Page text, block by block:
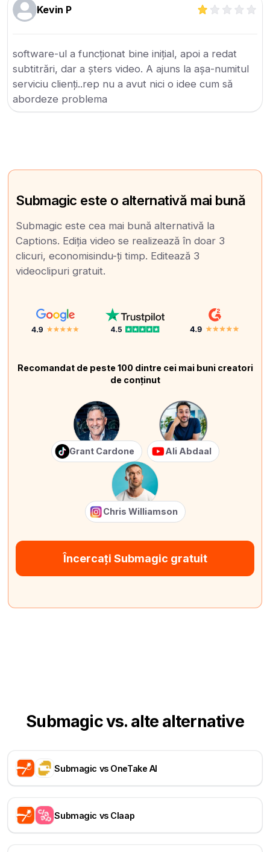
Kevin P
software-ul a funcționat bine inițial, apoi a redat
subtitrări, dar a șters video. A ajuns la așa-numitul
serviciu clienți..rep nu a avut nici o idee cum să
abordeze problema
Submagic este o alternativă mai bună
Submagic este cea mai bună alternativă la
Captions. Ediția video se realizează în doar 3
clicuri, economisindu-ți timp. Editează 3
videoclipuri gratuit.
Recomandat de peste 100 dintre cei mai buni creatori
de conținut
Grant Cardone Ali Abdaal
Chris Williamson
Încercați Submagic gratuit
Submagic vs. alte alternative
Submagic vs OneTake AI
Submagic vs Claap